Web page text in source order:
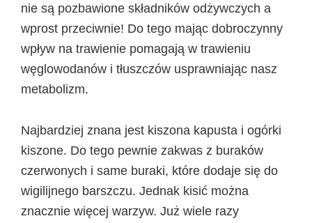
nie są pozbawione składników odżywczych a
wprost przeciwnie! Do tego mając dobroczynny
wpływ na trawienie pomagają w trawieniu
węglowodanów i tłuszczów usprawniając nasz
metabolizm.
Najbardziej znana jest kiszona kapusta i ogórki
kiszone. Do tego pewnie zakwas z buraków
czerwonych i same buraki, które dodaje się do
wigilijnego barszczu. Jednak kisić można
znacznie więcej warzyw. Już wiele razy